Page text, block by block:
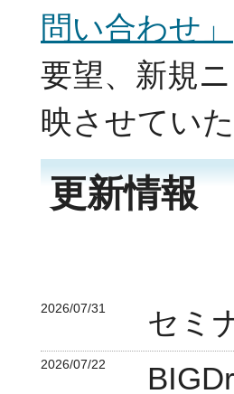
問い合わせ」
要望、新規
映させてい
更新情報
2026/07/31 セミ
2026/07/22